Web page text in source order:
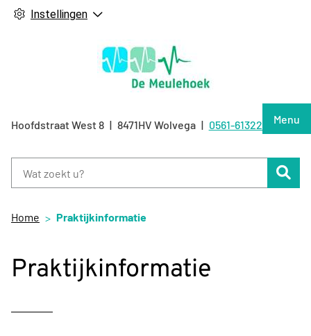
Instellingen
Menu
Hoofdstraat West8 8471HV Wolvega Tel:
0561-613226
Home Praktijkinformatie
Praktijkinformatie